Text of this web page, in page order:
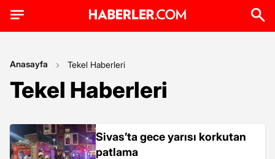
Anasayfa Tekel Haberleri
Tekel Haberleri
Sivas’ta gece yarısı korkutan
patlama